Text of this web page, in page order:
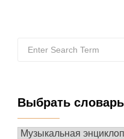
for:
Выбрать словарь
Выбрать